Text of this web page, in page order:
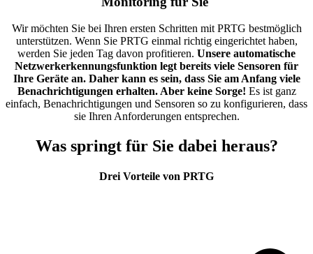
Wir möchten Sie bei Ihren ersten Schritten mit PRTG bestmöglich
unterstützen. Wenn Sie PRTG einmal richtig eingerichtet haben,
werden Sie jeden Tag davon profitieren. Unsere automatische
Netzwerkerkennungsfunktion legt bereits viele Sensoren für
Ihre Geräte an. Daher kann es sein, dass Sie am Anfang viele
Benachrichtigungen erhalten. Aber keine Sorge! Es ist ganz
einfach, Benachrichtigungen und Sensoren so zu konfigurieren, dass
sie Ihren Anforderungen entsprechen.
Was springt für Sie dabei heraus?
Drei Vorteile von PRTG